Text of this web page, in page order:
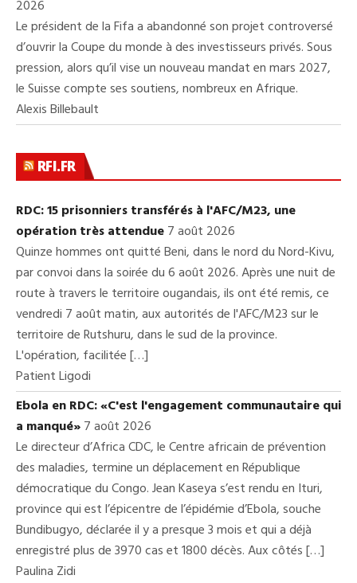
2026
Le président de la Fifa a abandonné son projet controversé
d’ouvrir la Coupe du monde à des investisseurs privés. Sous
pression, alors qu’il vise un nouveau mandat en mars 2027,
le Suisse compte ses soutiens, nombreux en Afrique.
Alexis Billebault
RFI.FR
RDC: 15 prisonniers transférés à l'AFC/M23, une
opération très attendue7 août 2026
Quinze hommes ont quitté Beni, dans le nord du Nord-Kivu,
par convoi dans la soirée du 6 août 2026. Après une nuit de
route à travers le territoire ougandais, ils ont été remis, ce
vendredi 7 août matin, aux autorités de l'AFC/M23 sur le
territoire de Rutshuru, dans le sud de la province.
L'opération, facilitée […]
Patient Ligodi
Ebola en RDC: «C'est l'engagement communautaire qui
a manqué»7 août 2026
Le directeur d’Africa CDC, le Centre africain de prévention
des maladies, termine un déplacement en République
démocratique du Congo. Jean Kaseya s’est rendu en Ituri,
province qui est l’épicentre de l’épidémie d’Ebola, souche
Bundibugyo, déclarée il y a presque 3 mois et qui a déjà
enregistré plus de 3970 cas et 1800 décès. Aux côtés […]
Paulina Zidi